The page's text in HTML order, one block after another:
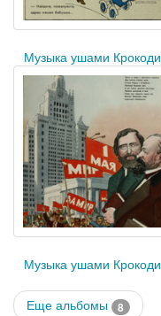
Музыка ушами
Музыка ушами
Еще альбомы 8